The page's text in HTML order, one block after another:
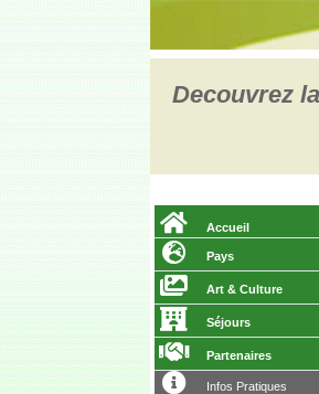
Decouvrez
Accueil
Pays
Art & Culture
Séjours
Partenaires
Infos Pratiques